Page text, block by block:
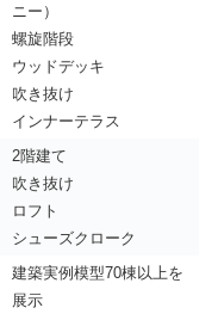
ニー）
螺旋階段
ウッドデッキ
吹き抜け
インナーテラス
2階建て
吹き抜け
ロフト
シューズクローク
建築実例模型70棟以上を
展示